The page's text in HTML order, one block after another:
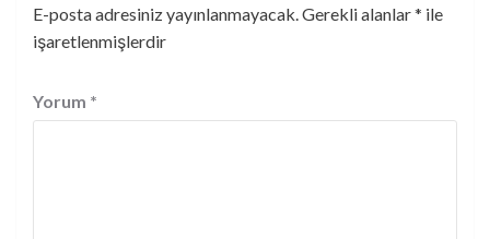
E-posta adresiniz yayınlanmayacak.Gerekli alanlar* ile
işaretlenmişlerdir
Yorum *